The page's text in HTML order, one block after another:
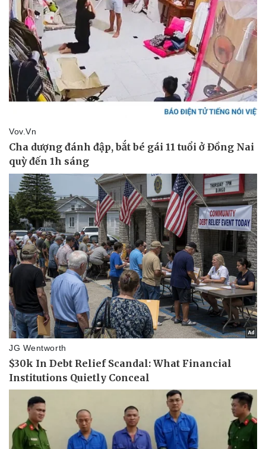
Sức khỏe
Dinh dưỡng - món ngon
Cây thuốc
Sản phụ khoa
Nhi khoa
Đời sống
Nhà đẹp
Blog
Tình yêu - Gia đình